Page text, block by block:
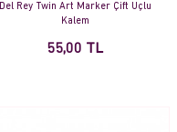
Del Rey Twin Art Marker Çift Uçlu
Kalem
55,00 TL